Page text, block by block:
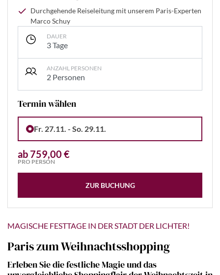
Durchgehende Reiseleitung mit unserem Paris-Experten
Marco Schuy
DAUER
3 Tage
ANZAHL PERSONEN
2 Personen
Termin wählen
Fr. 27.11. - So. 29.11.
ab 759,00 €
PRO PERSON
ZUR BUCHUNG
MAGISCHE FESTTAGE IN DER STADT DER LICHTER!
Paris zum Weihnachtsshopping
Erleben Sie die festliche Magie und das